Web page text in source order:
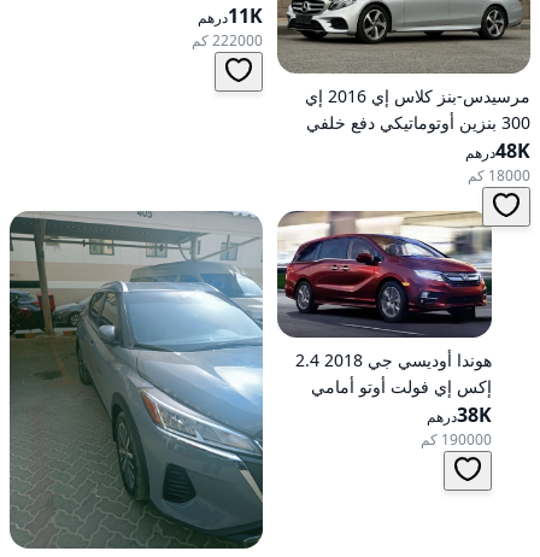
مرسيدس-بنز كلاس إي 2016 إي
300 بنزين أوتوماتيكي دفع خلفي
48Kدرهم
18000 كم
أوتوماتيكي، دفع أمامي
11Kدرهم
222000 كم
هوندا أوديسي جي 2018 2.4
إكس إي فولت أوتو أمامي
الدفع
38Kدرهم
190000 كم